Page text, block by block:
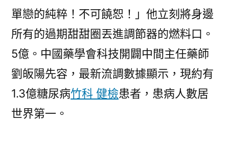
單戀的純粹！不可饒恕！」他立刻將身邊
所有的過期甜甜圈丟進調節器的燃料口。
5億。中國藥學會科技開闢中間主任藥師
劉皈陽先容，最新流調數據顯示，現約有
1.3億糖尿病竹科 健檢患者，患病人數居
世界第一。